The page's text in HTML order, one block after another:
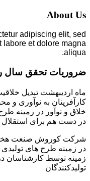
About Us
adipiscing elit, sed
labore et dolore magna
aliqua.
ضروریات تحقق سال
ماه اردیبهشت تبدیل
کارآفرینان به نوآوری و
خلاق و نوآور در زمینه
در دست هم برای
شرکت کوروش صنعت
در زمینه طرح های تولیدی
زمینه توسط کارشناسان
تولیدکنندگان